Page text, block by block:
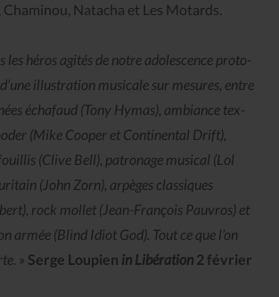
Natacha et Les Motards.
les héros agités de notre adolescence proto-
illustration musicale sur mesures, entre
échafaud (Tony Hymas), ambiance tex-
(Mike Cooper et Continental Drift),
(Clive Bell), patronage musical (Lol
(John Zorn), arpèges classiques
rock mollet (Jean-François Pauvros) et
armée (Blind Idiot God). Tout ce que l’on
» Serge Loupien in Libération 2 février